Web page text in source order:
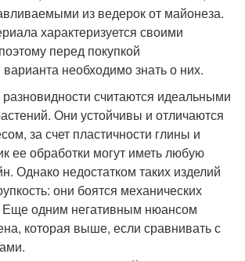
из ведерок от майонеза.
характеризуется своими
перед покупкой
необходимо знать о них.
считаются идеальными
Они устойчивы и отличаются
за счет пластичности глины и
ее обработки могут иметь любую
Однако недостатком таких изделий
они боятся механических
одним негативным нюансом
которая выше, если сравнивать с